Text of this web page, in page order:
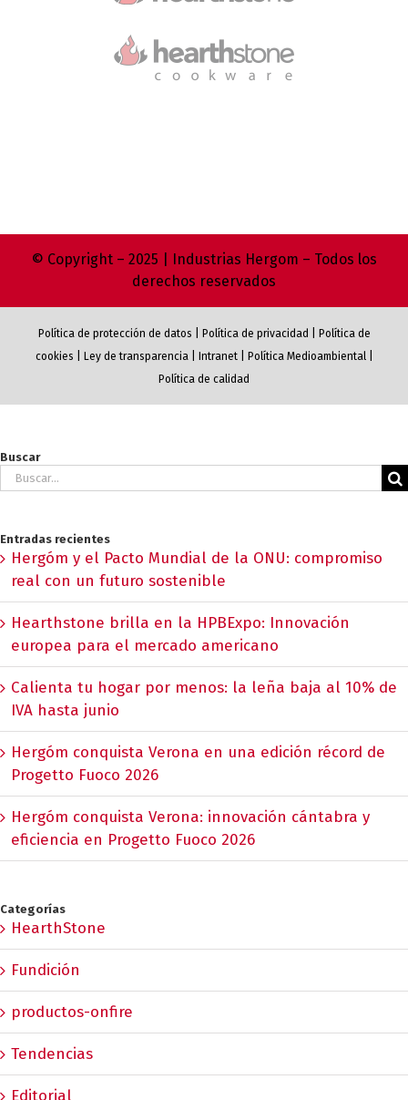
© Copyright – 2025 | Industrias Hergom – Todos los
derechos reservados
Política de protección de datos Política de privacidad
Política de
cookies
Ley de transparencia| Intranet| Política Medioambiental|
Política de calidad
Buscar
Buscar:
Entradas recientes
Hergóm y el Pacto Mundial de la ONU: compromiso
real con un futuro sostenible
Hearthstone brilla en la HPBExpo: Innovación
europea para el mercado americano
Calienta tu hogar por menos: la leña baja al 10% de
IVA hasta junio
Hergóm conquista Verona en una edición récord de
Progetto Fuoco 2026
Hergóm conquista Verona: innovación cántabra y
eficiencia en Progetto Fuoco 2026
Categorías
HearthStone
Fundición
productos-onfire
Tendencias
Editorial